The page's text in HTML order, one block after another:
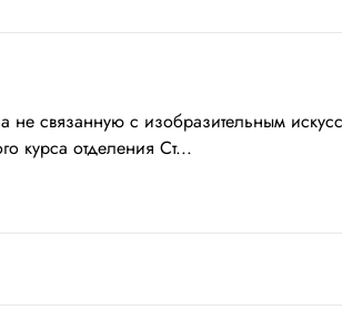
связанную с изобразительным
курса отделения Ст...